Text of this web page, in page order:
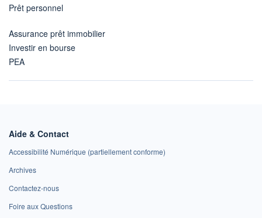
Prêt personnel
Assurance prêt immobilier
Investir en bourse
PEA
Aide & Contact
Accessibilité Numérique (partiellement conforme)
Archives
Contactez-nous
Foire aux Questions